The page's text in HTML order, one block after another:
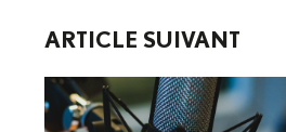
ARTICLE SUIVANT